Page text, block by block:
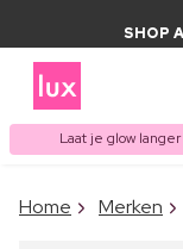
SHOP
Laat je glow
ITEM
Vaak
Home Merken